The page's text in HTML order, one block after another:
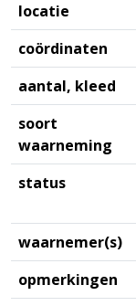
locatie
coördinaten
aantal, kleed
soort
waarneming
status
waarnemer(s)
opmerkingen